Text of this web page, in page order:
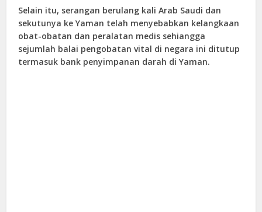
Selain itu, serangan berulang kali Arab Saudi dan
sekutunya ke Yaman telah menyebabkan kelangkaan
obat-obatan dan peralatan medis sehiangga
sejumlah balai pengobatan vital di negara ini ditutup
termasuk bank penyimpanan darah di Yaman.